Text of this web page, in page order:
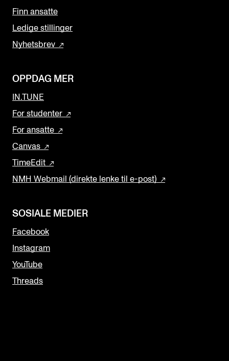
Finn ansatte
Ledige stillinger
Nyhetsbrev
OPPDAG MER
IN.TUNE
For studenter
For ansatte
Canvas
TimeEdit
NMH Webmail (direkte lenke til e-post)
SOSIALE MEDIER
Facebook
Instagram
YouTube
Threads